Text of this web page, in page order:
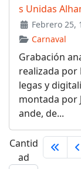
s Unidas
Febrero 25,
Carnaval
Grabación
realizada por
legas y
montada por
ande, de...
Cantid
ad